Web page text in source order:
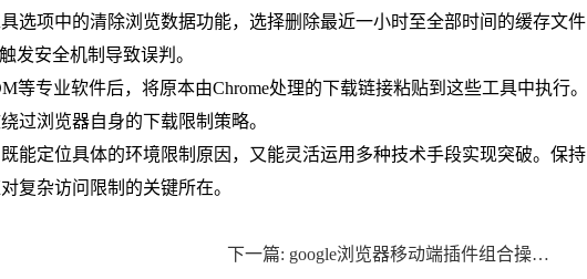
选项中的清除浏览数据功能，选择删除最近一小时至全部时间的缓存文件
发安全机制导致误判。
专业软件后，将原本由Chrome处理的下载链接粘贴到这些工具中执行。
过浏览器自身的下载限制策略。
能定位具体的环境限制原因，又能灵活运用多种技术手段实现突破。保持
复杂访问限制的关键所在。
下一篇: google浏览器移动端插件组合操作技巧与经验教程